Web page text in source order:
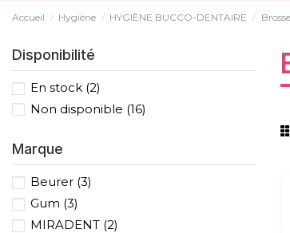
Accueil Hygiène HYGIÈNE BUCCO-DENTAIRE
Disponibilité
En stock (2)
Non disponible (16)
Marque
Beurer (3)
Gum (3)
MIRADENT (2)